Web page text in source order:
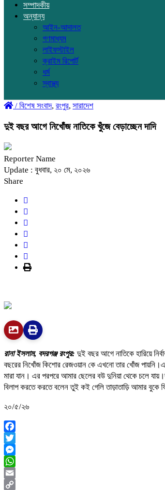
সম্পাদকীয়
অন্যান্য
আইন-আদালত
গণমাধ্যম
লাইফস্টাইল
ক্রাইম রিপোর্ট
ধর্ম
স্বাস্থ্য
/ বিশেষ সংবাদ, রংপুর, সারাদেশ
দুই বছর আগে নিখোঁজ নাতিকে খুঁজে বেড়াচ্ছেন দাদি
Reporter Name
Update : বুধবার, ২০ মে, ২০২৬
Share
রানা ইসলাম, বদরগঞ্জ রংপুর: দুই বছর আগে নাতিকে হারিয়ে
বছরের নিখোঁজ কিশোর রেজওয়ান কে এখনো তার খোঁজ
মারা যান। এর পরপরে আমার ছেলের বউ দুনিয়া থেকে চলে
বিলাপ করতে করতে বলেন তুই কই গেলি তাড়াতাড়ি আমার বুকে
২০/৫/২৬
Facebook
Twitter
Messenger
WhatsApp
Email